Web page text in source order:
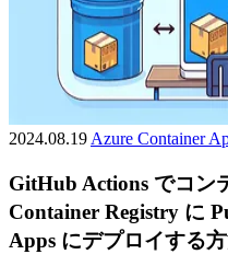
2024.08.19 Azure Container
GitHub Actions でコン
Container Registry に
Apps にデプロイする